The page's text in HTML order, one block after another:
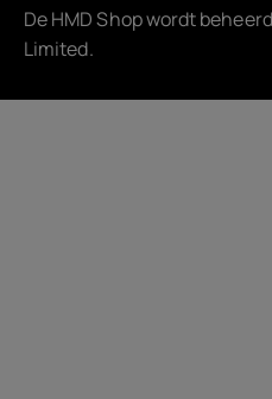
De HMD Shop wordt
Limited.